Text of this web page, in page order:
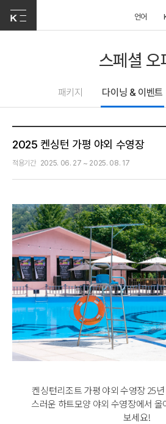
언어
스페셜 오
패키지 다이닝 & 이벤트
2025 켄싱턴 가평 야외 수영장
적용기간 2025. 06. 27 ~ 2025. 08. 17
켄싱턴리조트 가평 야외 수영장 25
스러운 하트모양 야외 수영장에서 올
보세요!